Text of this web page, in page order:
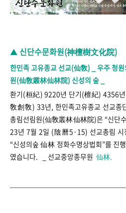
▲ 신단수문화원(神檀樹文化院)
한민족 고유종교 선교(仙敎) _ 우주 청
원(仙敎叢林仙林院) 신성의 숲 _
환기(桓紀) 9220년 단기(檀紀) 4356
敎創敎) 33년, 한민족고유종교 선교종
총림선림원(仙敎叢林仙林院)은 “신단
23년 7월 2일 (陰曆5·15) 선교총림
“신성의숲 仙林 정화수명상법회”를 진
였습니다. _ 선교중앙종무원 仙林.